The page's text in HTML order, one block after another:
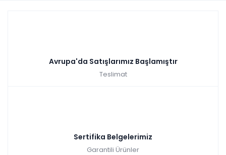
Avrupa'da Satışlarımız Başlamıştır
Teslimat
Sertifika Belgelerimiz
Garantili Ürünler